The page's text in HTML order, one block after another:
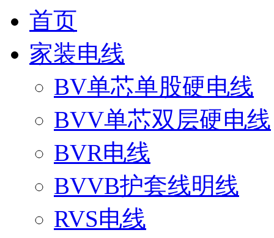
首页
家装电线
BV单芯单股硬电线
BVV单芯双层硬电线
BVR电线
BVVB护套线明线
RVS电线